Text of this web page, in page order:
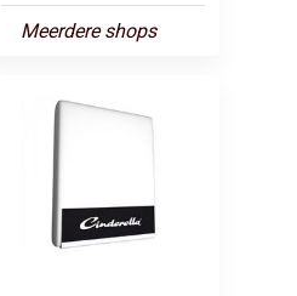
Meerdere shops